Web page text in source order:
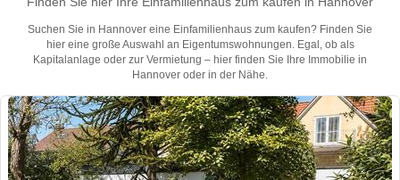
Suchen Sie in Hannover eine Einfamilienhaus zum kaufen? Finden Sie
hier eine große Auswahl an Eigentumswohnungen. Egal, ob als
Kapitalanlage oder zur Vermietung – hier finden Sie Ihre Immobilie in
Hannover oder in der Nähe.